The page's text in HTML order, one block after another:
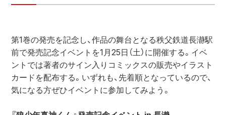
第1巻の発売を記念し、作品の舞台となる秩父鉄道長瀞駅
前で発売記念イベントを1月25日（土）に開催する。イベ
ントでは著者のサイン入りコミックスの販売やイラスト
カードを配布する。いずれも、先着順となっているので、
気になる方ぜひイベントに参加してみよう。